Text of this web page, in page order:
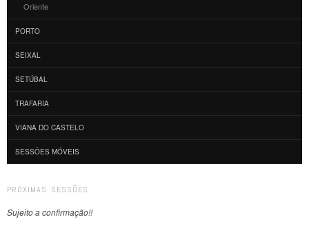
Oriente
PORTO
SEIXAL
SETÚBAL
TRAFARIA
VIANA DO CASTELO
SESSÕES MÓVEIS
PRÓXIMAS SESSÕES
Sujeito a confirmação!!